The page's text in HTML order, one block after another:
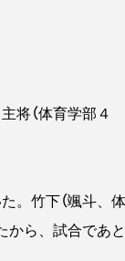
将（体育学部４
。竹下（颯斗、体
から、試合であと